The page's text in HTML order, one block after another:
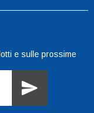
e sulle prossime